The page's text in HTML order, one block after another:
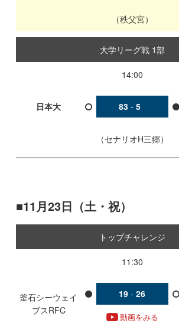
秩父宮
大学リーグ戦 1部
14:00
日本大 83 - 5
セナリオH三郷
11月23日（土・祝）
トップチャレンジ
11:30
釜石シーウェイ
ブスRFC
19 - 26
動画をみる